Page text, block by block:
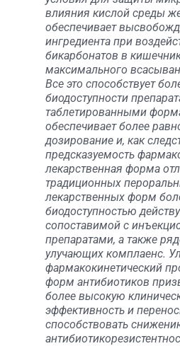
влияния кислой среды
обеспечивает
ингредиента при
бикарбонатов в
максимального
Все это способствует
биодоступности
таблетированными
обеспечивает более
дозирование и, как
предсказуемость
лекарственная форма
традиционных
лекарственных форм
биодоступностью
сопоставимой с
препаратами, а также
улучающих комплаенс.
фармакокинетический
форм антибиотиков
более высокую
эффективность и
способствовать